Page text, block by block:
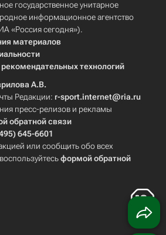
государственное унитарное
информационное агентство
«Россия сегодня»).
материалов
технологий
А.В.
Редакции: r-sport.internet@ria.ru
пресс-релизов и рекламы
обратной связи
645-6601
или сообщить обо всех
формой обратной